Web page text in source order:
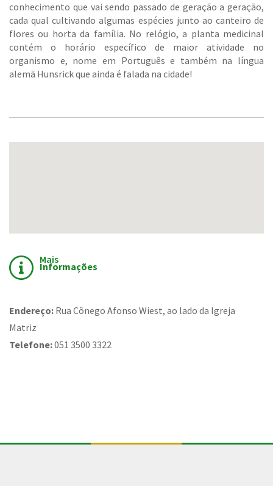
conhecimento que vai sendo passado de geração a geração,
cada qual cultivando algumas espécies junto ao canteiro de
flores ou horta da família. No relógio, a planta medicinal
contém o horário específico de maior atividade no
organismo e, nome em Português e também na língua
alemã Hunsrick que ainda é falada na cidade!
Mais
Informações
Endereço: Rua Cônego Afonso Wiest, ao lado da Igreja
Matriz
Telefone:051 3500 3322